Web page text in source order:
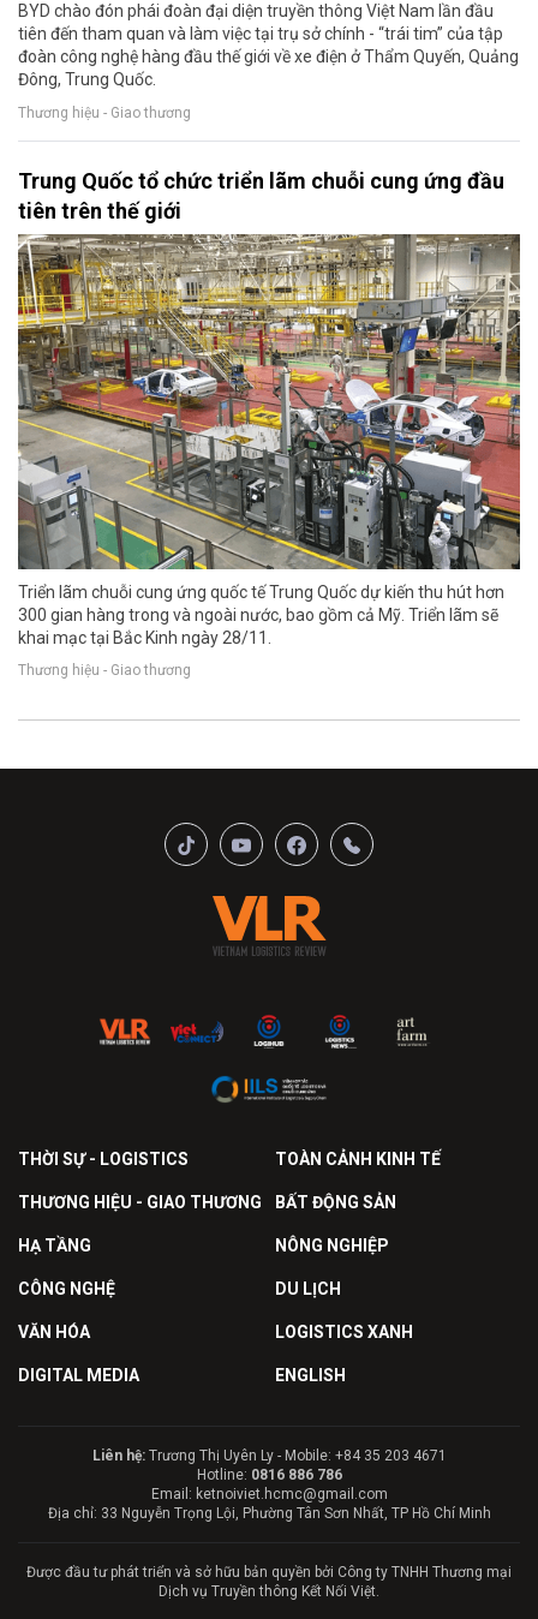
BYD chào đón phái đoàn đại diện truyền thông Việt Nam lần đầu
tiên đến tham quan và làm việc tại trụ sở chính - “trái tim” của tập
đoàn công nghệ hàng đầu thế giới về xe điện ở Thẩm Quyến, Quảng
Đông, Trung Quốc.
Thương hiệu - Giao thương
Trung Quốc tổ chức triển lãm chuỗi cung ứng đầu
tiên trên thế giới
Triển lãm chuỗi cung ứng quốc tế Trung Quốc dự kiến thu hút hơn
300 gian hàng trong và ngoài nước, bao gồm cả Mỹ. Triển lãm sẽ
khai mạc tại Bắc Kinh ngày 28/11.
Thương hiệu - Giao thương
THỜI SỰ - LOGISTICS TOÀN CẢNH KINH TẾ
THƯƠNG HIỆU - GIAO THƯƠNG BẤT ĐỘNG SẢN
HẠ TẦNG NÔNG NGHIỆP
CÔNG NGHỆ DU LỊCH
VĂN HÓA LOGISTICS XANH
DIGITAL MEDIA ENGLISH
Liên hệ:Trương Thị Uyên Ly - Mobile: +84 35 203 4671
Hotline: 0816 886 786
Email: ketnoiviet.hcmc@gmail.com
Địa chỉ: 33 Nguyễn Trọng Lội, Phường Tân Sơn Nhất, TP Hồ Chí Minh
Được đầu tư phát triển và sở hữu bản quyền bởi Công ty TNHH Thương mại
Dịch vụ Truyền thông Kết Nối Việt.